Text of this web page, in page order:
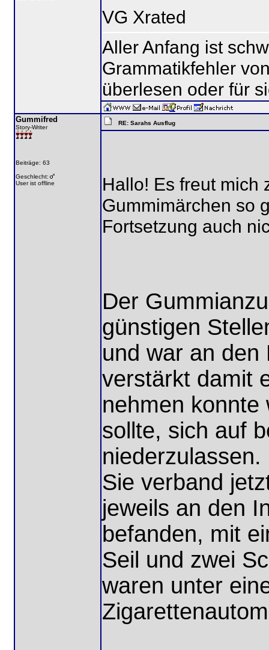
VG Xrated
Aller Anfang ist
Grammatikfehler
überlesen oder für
Gummifred
Story-Writer
Beiträge: 63
Geschlecht:
User ist offline
RE: Sarahs Ausflug
Hallo! Es freut mich
Gummimärchen so
Fortsetzung auch
Der
günstigen
und war an den
verstärkt damit
nehmen konnte
sollte, sich auf
niederzulassen.
Sie verband
jeweils an den
befanden, mit
Seil und zwei
waren unter